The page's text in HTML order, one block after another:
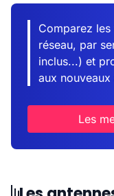
Comparez
réseau, par
inclus...) et
aux nouveaux
Les